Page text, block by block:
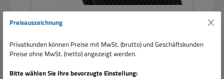
Pack
Preisauszeichnung
Privatkunden können Preise mit MwSt. (brutto) und Geschäftskunden
Preise ohne MwSt. (netto) angezeigt werden.
Bitte wählen Sie Ihre bevorzugte Einstellung: